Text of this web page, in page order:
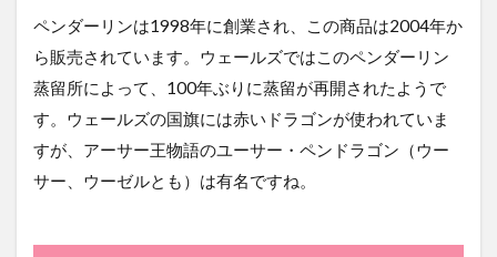
ペンダーリンは1998年に創業され、この商品は2004年か
ら販売されています。ウェールズではこのペンダーリン
蒸留所によって、100年ぶりに蒸留が再開されたようで
す。ウェールズの国旗には赤いドラゴンが使われていま
すが、アーサー王物語のユーサー・ペンドラゴン（ウー
サー、ウーゼルとも）は有名ですね。